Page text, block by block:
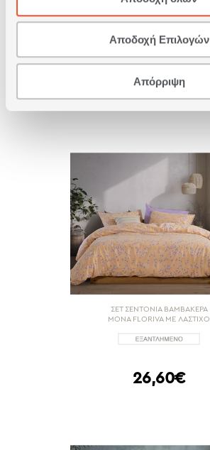
Αποδοχή Επιλογών
Απόρριψη
ΣΕΤ ΣΕΝΤΟΝΙΑ ΒΑΜΒΑΚΕΡΑ
26,60€
ΣΕΤ ΣΕΝΤΟΝΙΑ ΒΑΜΒΑΚΕΡΑ
ΜΟΝΑ FLORIVA ΜΕ ΛΑΣΤΙΧΟ
26,60€